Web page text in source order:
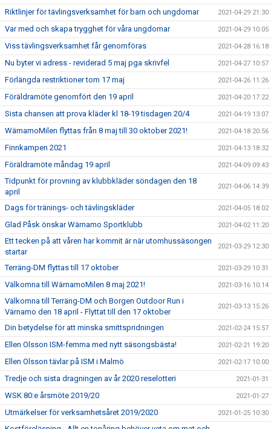
Riktlinjer för tävlingsverksamhet för barn och ungdomar 2021-04-29 21:30
Var med och skapa trygghet för våra ungdomar 2021-04-29 10:05
Viss tävlingsverksamhet får genomföras 2021-04-28 16:18
Nu byter vi adress - reviderad 5 maj pga skrivfel 2021-04-27 10:57
Förlängda restriktioner tom 17 maj 2021-04-26 11:26
Föräldramöte genomfört den 19 april 2021-04-20 17:22
Sista chansen att prova kläder kl 18-19 tisdagen 20/4 2021-04-19 13:07
WärnamoMilen flyttas från 8 maj till 30 oktober 2021! 2021-04-18 20:56
Finnkampen 2021 2021-04-13 18:32
Föräldramöte måndag 19 april 2021-04-09 09:43
Tidpunkt för provning av klubbkläder söndagen den 18
april
2021-04-06 14:39
Dags för tränings- och tävlingskläder 2021-04-05 18:02
Glad Påsk önskar Wärnamo Sportklubb 2021-04-02 11:20
Ett tecken på att våren har kommit är när utomhussäsongen
startar
2021-03-29 12:30
Terräng-DM flyttas till 17 oktober 2021-03-29 10:31
Välkomna till WärnamoMilen 8 maj 2021! 2021-03-16 10:14
Välkomna till Terräng-DM och Borgen Outdoor Run i
Värnamo den 18 april - Flyttat till den 17 oktober
2021-03-13 15:26
Din betydelse för att minska smittspridningen 2021-02-24 15:57
Ellen Olsson ISM-femma med nytt säsongsbästa! 2021-02-21 19:20
Ellen Olsson tävlar på ISM i Malmö 2021-02-17 10:00
Tredje och sista dragningen av år 2020 reselotteri 2021-01-31
WSK 80:e årsmöte 2019/20 2021-01-27
Utmärkelser för verksamhetsåret 2019/2020 2021-01-25 10:30